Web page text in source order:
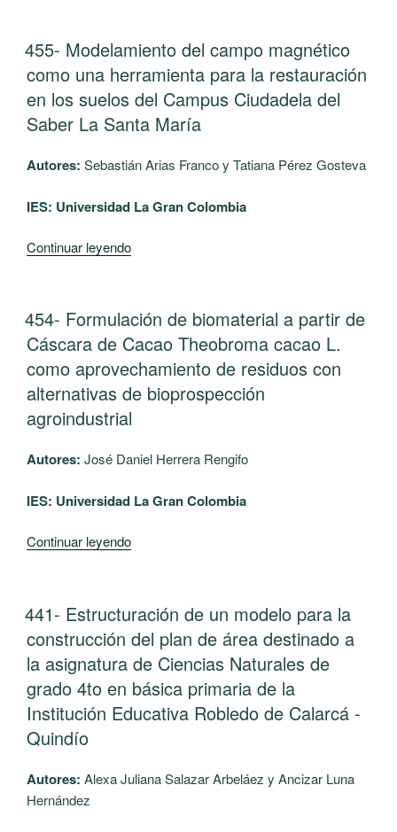
un
prototipo
para
el
acceso
la
contenida
las
expedidas
por
la
Universidad
del
Valle”
PUBLICADO
EL
455- Modelamiento del campo magnético
como una herramienta para la restauración
en los suelos del Campus Ciudadela del
Saber La Santa María
Autores: Sebastián Arias Franco y Tatiana Pérez Gosteva
IES: Universidad La Gran Colombia
Continuar leyendo“455-
campo
magnético
como
una
herramienta
para
restauración
los
del
del
Saber
La
Santa
María”
PUBLICADO
EL
454- Formulación de biomaterial a partir de
Cáscara de Cacao Theobroma cacao L.
como aprovechamiento de residuos con
alternativas de bioprospección
agroindustrial
Autores: José Daniel Herrera Rengifo
IES: Universidad La Gran Colombia
Continuar leyendo“454-
biomaterial
a
partir
de
Cáscara
de
cacao
PUBLICADO
EL
441- Estructuración de un modelo para la
construcción del plan de área destinado a
la asignatura de Ciencias Naturales de
grado 4to en básica primaria de la
Institución Educativa Robledo de Calarcá -
Quindío
Autores: Alexa Juliana Salazar Arbeláez y Ancizar Luna
Hernández